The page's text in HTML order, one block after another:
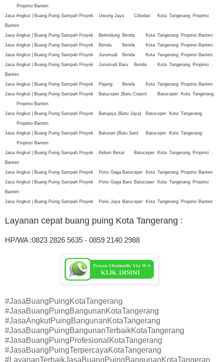
Propinsi Banten
Jasa Angkut | Buang Puing Sampah Proyek
Uwung Jaya Cibodas Kota Tangerang Propinsi
Banten
Jasa Angkut | Buang Puing Sampah Proyek
Belendung Benda Kota Tangerang Propinsi Banten
Jasa Angkut | Buang Puing Sampah Proyek
Benda Benda Kota Tangerang Propinsi Banten
Jasa Angkut | Buang Puing Sampah Proyek
Jurumudi Benda Kota Tangerang Propinsi Banten
Jasa Angkut | Buang Puing Sampah Proyek
Jurumudi Baru Benda Kota Tangerang Propinsi
Banten
Jasa Angkut | Buang Puing Sampah Proyek
Pajang Benda Kota Tangerang Propinsi Banten
Jasa Angkut | Buang Puing Sampah Proyek
Batuceper (Batu Ceper) Batuceper Kota Tangerang
Propinsi Banten
Jasa Angkut | Buang Puing Sampah Proyek
Batujaya (Batu Jaya) Batuceper Kota Tangerang
Propinsi Banten
Jasa Angkut | Buang Puing Sampah Proyek
Batusari (Batu Sari) Batuceper Kota Tangerang
Propinsi Banten
Jasa Angkut | Buang Puing Sampah Proyek
Kebon Besar Batuceper Kota Tangerang Propinsi
Banten
Jasa Angkut | Buang Puing Sampah Proyek
Poris Gaga Batuceper Kota Tangerang Propinsi Banten
Jasa Angkut | Buang Puing Sampah Proyek
Poris Gaga Baru Batuceper Kota Tangerang Propinsi
Banten
Jasa Angkut | Buang Puing Sampah Proyek
Poris Jaya Batuceper Kota Tangerang Propinsi Banten
Layanan cepat buang puing Kota Tangerang :
HP/WA :0823 2826 5635 - 0859 2140 2988
#JasaBuangPuingKotaTangerang
#JasaBuangPuingBangunanKotaTangerang
#JasaAngkutPuingBangunanKotaTangerang
#JasaBuangPuingBangunanTerbaikKotaTangerang
#JasaBuangPuingProfesionalKotaTangerang
#JasaBuangPuingTerpercayaKotaTangerang
#LayananTerbaikJasaBuangPuingBangunanKotaTangeran